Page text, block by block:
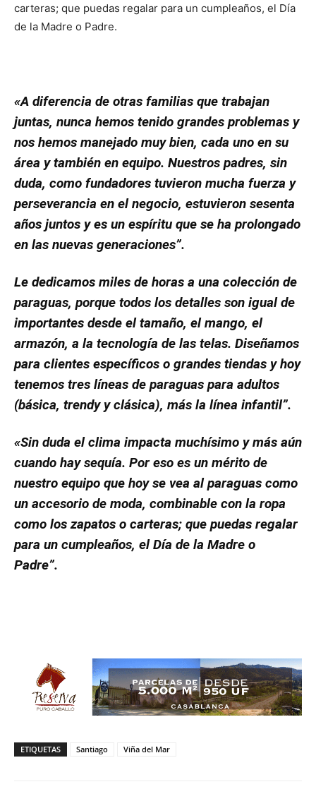
carteras; que puedas regalar para un cumpleaños, el Día
de la Madre o Padre.
«A diferencia de otras familias que trabajan
juntas, nunca hemos tenido grandes problemas y
nos hemos manejado muy bien, cada uno en su
área y también en equipo. Nuestros padres, sin
duda, como fundadores tuvieron mucha fuerza y
perseverancia en el negocio, estuvieron sesenta
años juntos y es un espíritu que se ha prolongado
en las nuevas generaciones”.
Le dedicamos miles de horas a una colección de
paraguas, porque todos los detalles son igual de
importantes desde el tamaño, el mango, el
armazón, a la tecnología de las telas. Diseñamos
para clientes específicos o grandes tiendas y hoy
tenemos tres líneas de paraguas para adultos
(básica, trendy y clásica), más la línea infantil”.
«Sin duda el clima impacta muchísimo y más aún
cuando hay sequía. Por eso es un mérito de
nuestro equipo que hoy se vea al paraguas como
un accesorio de moda, combinable con la ropa
como los zapatos o carteras; que puedas regalar
para un cumpleaños, el Día de la Madre o
Padre”.
ETIQUETAS Santiago Viña del Mar